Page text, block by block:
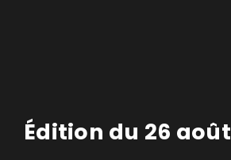
Édition du 26 août